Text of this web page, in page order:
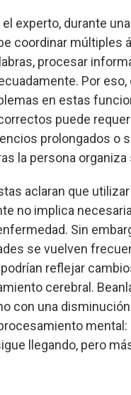
experto, durante
coordinar múltiples
procesar
Por eso,
en estas
puede
prolongados o
la persona organiza
aclaran que
no implica
Sin
se vuelven
reflejar
cerebral.
con una
mental:
llegando, pero